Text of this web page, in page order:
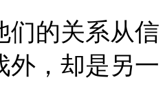
们的关系从信
外，却是另一